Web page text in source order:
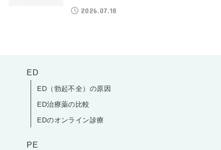
2026.07.18
ED
ED（勃起不全）の原因
ED治療薬の比較
EDのオンライン診療
PE